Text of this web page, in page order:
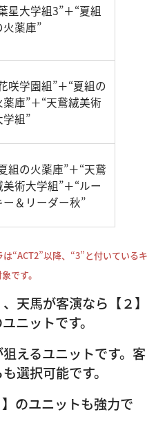
星大学組3”＋“夏組
火薬庫”
咲学園組”＋“夏組の
薬庫”＋“天鵞絨美術
学組”
組の火薬庫”＋“天鵞
美術大学組”＋“ルー
ー＆リーダー秋”
“ACT2”以降、“3”と付いているキ
です。
天馬が客演なら【２】
ニットです。
狙えるユニットです。客
選択可能です。
のユニットも強力で